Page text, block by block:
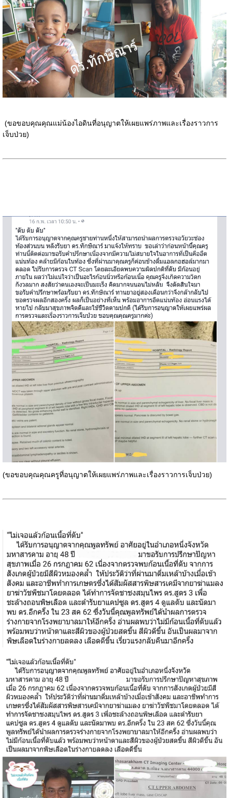
(ขอขอบคุณคุณแม่น้องไอดินที่อนุญาตให้เผยแพร่ภาพและเรื่องราวการ
เจ็บป่วย)
(ขอขอบคุณคุณครูที่อนุญาตให้เผยแพร่ภาพและเรื่องราวการเจ็บป่วย)